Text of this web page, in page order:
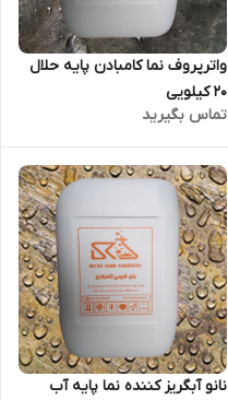
واترپروف نما کامبادن پایه حلال
20 کیلویی
تماس بگیرید
نانو آبگریز کننده نما پایه آب